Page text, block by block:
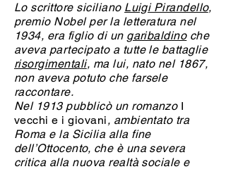
Lo scrittore siciliano Luigi Pirandello,
premio Nobel per la letteratura nel
1934, era figlio di un garibaldinoche
aveva partecipato a tutte le battaglie
risorgimentali, ma lui, nato nel 1867,
non aveva potuto che farsele
raccontare.
Nel 1913 pubblicò un romanzo I
vecchi e i giovani, ambientato tra
Roma e la Sicilia alla fine
dell’Ottocento, che è una severa
critica alla nuova realtà sociale e